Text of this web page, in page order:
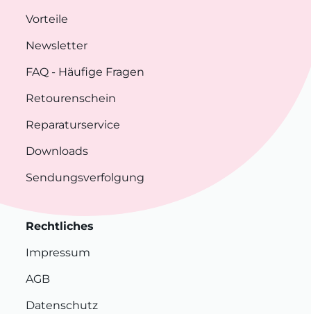
Vorteile
Newsletter
FAQ - Häufige Fragen
Retourenschein
Reparaturservice
Downloads
Sendungsverfolgung
Rechtliches
Impressum
AGB
Datenschutz